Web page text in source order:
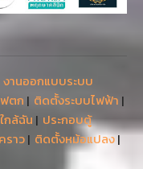
งานออกแบบระบบ
ตก | ติดตั้งระบบไฟฟ้า |
กล้ฉัน | ประกอบตู้
ราว| ติดตั้งหม้อแปลง|